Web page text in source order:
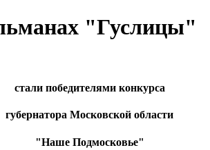
"Гуслицы"
стали победителями конкурса
губернатора Московской области
"Наше Подмосковье"